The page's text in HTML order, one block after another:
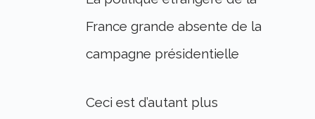
France grande absente de la
campagne présidentielle
Ceci est d’autant plus